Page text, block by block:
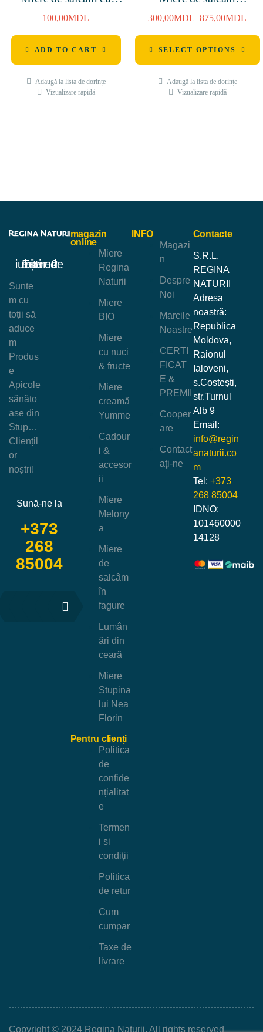
vișină 250g
100,00MDL
ADD TO CART
Adaugă la lista de dorințe
Vizualizare rapidă
1400g/4800g
300,00MDL–875,00MDL
SELECT OPTIONS
Adaugă la lista de dorințe
Vizualizare rapidă
magazin
online
Miere
Regina
Naturii
Miere
BIO
Miere
cu nuci
& fructe
Miere
creamă
Yumme
Cadour
i &
accesor
ii
Miere
Melony
a
Miere
de
salcâm
în
fagure
Lumân
ări din
ceară
Miere
Stupina
lui Nea
Florin
Pentru clienți
Politica
de
confide
nțialitat
e
Termen
i si
condiții
Politica
de retur
Cum
cumpar
Taxe de
livrare
INFO
Magazi
n
Despre
Noi
Marcile
Noastre
CERTI
FICAT
E &
PREMII
Cooper
are
Contact
aţi-ne
Ești un iubitor de miere?
Sunte
m cu
toții să
aduce
m
Produs
e
Apicole
sănăto
ase din
Stup…
Cliențil
or
noștri!
Sună-ne la
+373
268
85004
Contacte
S.R.L.
REGINA
NATURII
Adresa
noastră:
Republica
Moldova,
Raionul
Ialoveni,
s.Costești,
str.Turnul
Alb 9
Email:
info@regin
anaturii.co
m
Tel: +373
268 85004
IDNO:
101460000
14128
Copyright © 2024 Regina Naturii. All rights reserved